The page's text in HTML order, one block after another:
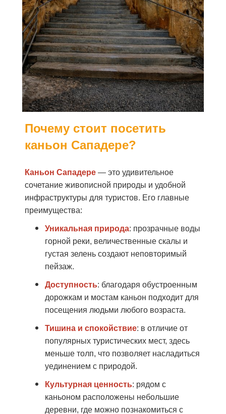
Почему стоит посетить
каньон Сападере?
Каньон Сападере — это удивительное
сочетание живописной природы и удобной
инфраструктуры для туристов. Его главные
преимущества:
Уникальная природа: прозрачные воды
горной реки, величественные скалы и
густая зелень создают неповторимый
пейзаж.
Доступность: благодаря обустроенным
дорожкам и мостам каньон подходит для
посещения людьми любого возраста.
Тишина и спокойствие: в отличие от
популярных туристических мест, здесь
меньше толп, что позволяет насладиться
уединением с природой.
Культурная ценность: рядом с
каньоном расположены небольшие
деревни, где можно познакомиться с